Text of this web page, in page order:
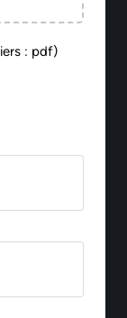
: pdf)